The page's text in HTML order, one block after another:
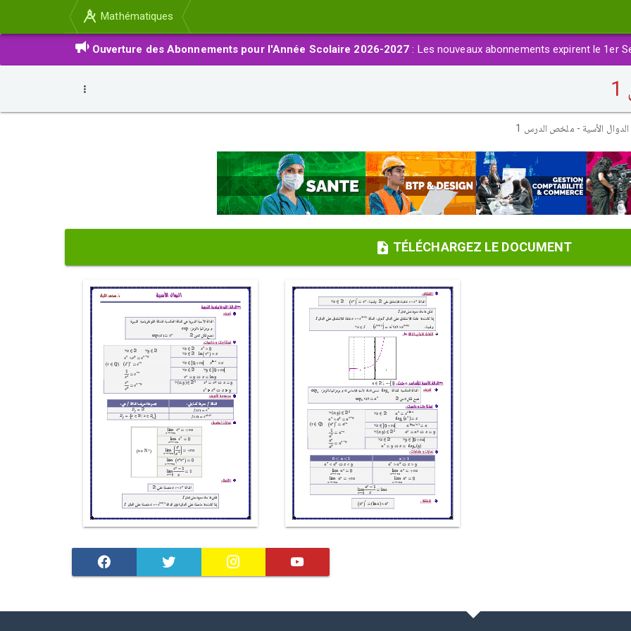
Mathématiques
Ouverture des Abonnements pour l'Année Scolaire 2026-2027 : Les nouveaux abonnements expirent le 1er
الدوال الأسية - ملخص الدرس 1
TÉLÉCHARGEZ LE DOCUMENT